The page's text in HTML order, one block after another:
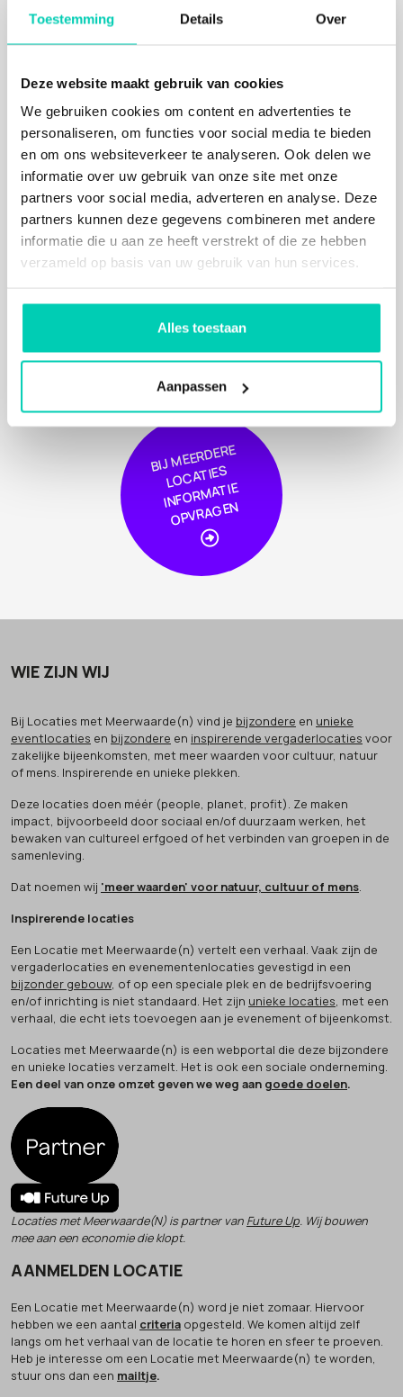
Toestemming Details Over
Deze website maakt gebruik van cookies
We gebruiken cookies om content en advertenties te
personaliseren, om functies voor social media te bieden
en om ons websiteverkeer te analyseren. Ook delen we
informatie over uw gebruik van onze site met onze
partners voor social media, adverteren en analyse. Deze
partners kunnen deze gegevens combineren met andere
informatie die u aan ze heeft verstrekt of die ze hebben
verzameld op basis van uw gebruik van hun services.
Alles toestaan
Aanpassen
BIJ
MEER
DERE
L
O
CA
TIE
S
I
NF
OR
MA
TIE
OPVRA
GE
N
WIE ZIJN WIJ
Bij Locaties met Meerwaarde(n) vind je bijzondere en unieke
eventlocaties en bijzondere en inspirerende vergaderlocaties voor
zakelijke bijeenkomsten, met meer waarden voor cultuur, natuur
of mens. Inspirerende en unieke plekken.
Deze locaties doen méér (people, planet, profit). Ze maken
impact, bijvoorbeeld door sociaal en/of duurzaam werken, het
bewaken van cultureel erfgoed of het verbinden van groepen in de
samenleving.
Dat noemen wij 'meer waarden' voor natuur, cultuur of mens.
Inspirerende locaties
Een Locatie met Meerwaarde(n) vertelt een verhaal. Vaak zijn de
vergaderlocaties en evenementenlocaties gevestigd in een
bijzonder gebouw, of op een speciale plek en de bedrijfsvoering
en/of inrichting is niet standaard. Het zijn unieke locaties, met een
verhaal, die echt iets toevoegen aan je evenement of bijeenkomst.
Locaties met Meerwaarde(n) is een webportal die deze bijzondere
en unieke locaties verzamelt. Het is ook een sociale onderneming.
Een deel van onze omzet geven we weg aan goede doelen.
Locaties met Meerwaarde(N) is partner van Future Up. Wij bouwen
mee aan een economie die klopt.
AANMELDEN LOCATIE
Een Locatie met Meerwaarde(n) word je niet zomaar. Hiervoor
hebben we een aantal criteria opgesteld. We komen altijd zelf
langs om het verhaal van de locatie te horen en sfeer te proeven.
Heb je interesse om een Locatie met Meerwaarde(n) te worden,
stuur ons dan een mailtje.